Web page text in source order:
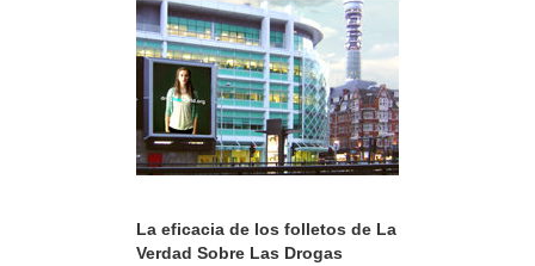
La eficacia de los folletos de La
Verdad Sobre Las Drogas